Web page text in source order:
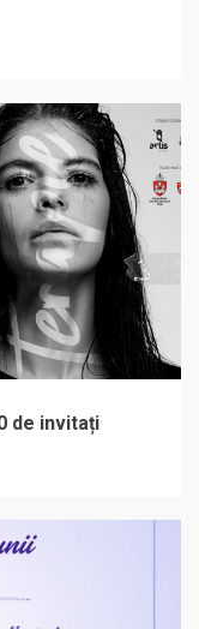
de invitați